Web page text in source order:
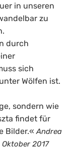
in unseren
zu
durch
sich
Wölfen ist.
sondern wie
findet für
Bilder.«Andrea
2017